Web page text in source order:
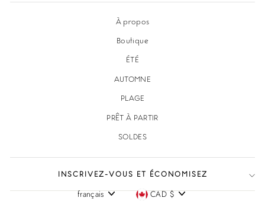
À propos
Boutique
ÉTÉ
AUTOMNE
PLAGE
PRÊT À PARTIR
SOLDES
INSCRIVEZ-VOUS ET ÉCONOMISEZ
Langue
français Devise
CAD $